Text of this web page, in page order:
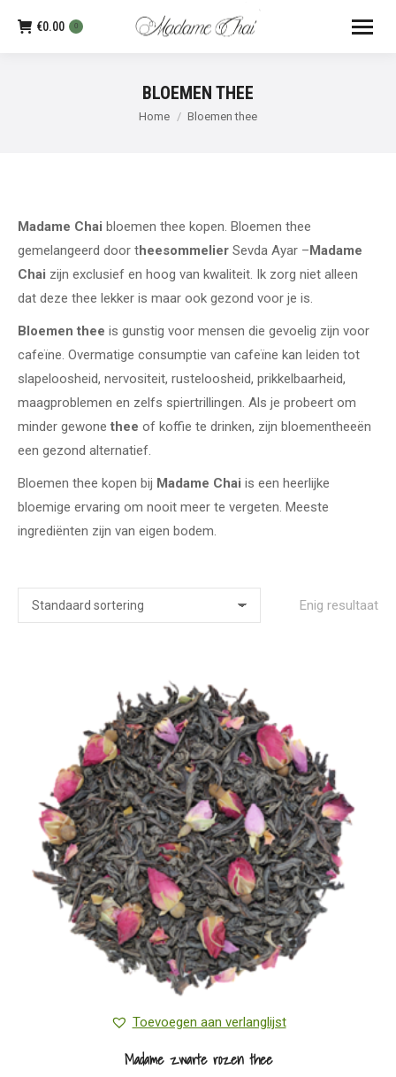
€0.00 0
BLOEMEN THEE
Je bent hier:
Home Bloemen thee
Madame Chai bloemen thee kopen. Bloemen thee
gemelangeerd door theesommelier Sevda Ayar –Madame
Chai zijn exclusief en hoog van kwaliteit. Ik zorg niet alleen
dat deze thee lekker is maar ook gezond voor je is.
Bloemen thee is gunstig voor mensen die gevoelig zijn voor
cafeïne. Overmatige consumptie van cafeïne kan leiden tot
slapeloosheid, nervositeit, rusteloosheid, prikkelbaarheid,
maagproblemen en zelfs spiertrillingen. Als je probeert om
minder gewone thee of koffie te drinken, zijn bloementheeën
een gezond alternatief.
Bloemen thee kopen bij Madame Chai is een heerlijke
bloemige ervaring om nooit meer te vergeten. Meeste
ingrediënten zijn van eigen bodem.
Enig resultaat
Toevoegen aan verlanglijst
Madame zwarte rozen thee